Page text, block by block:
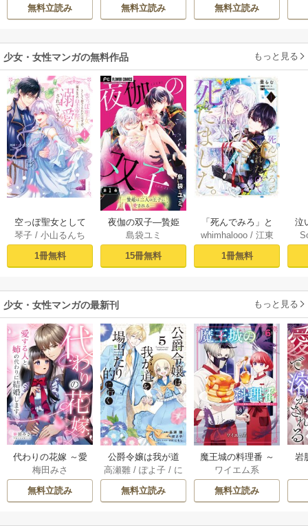
無料立読み
折られたので、責
す～
無料立読み
す！ ～聖女に嵌め
二度目は串刺し回
避します！～
無料立読み
少女・女性マンガの無料作品 もっと見る
空っぽ聖女として
捨てられたはず
が、嫁ぎ先の皇帝
陛下に溺愛されて
シーモア限定版】
琴子 /小山るんち
1冊無料
夜伽の双子―贄姫
は二人の王子に愛
される―【マイク
ロ】 1
島袋ユミ
15冊無料
「死んでみろ」と
言われたので死に
ました。 1
whimhalooo/ 江東
蘭らむ
1冊無料
泣
少女・女性マンガの最新刊 もっと見る
代わりの花嫁 ～愛
する人と、姉の代
わりに結婚します
～ 18巻
梅田みさ
無料立読み
公爵令嬢は我が道
を場当たり的に行
く 5巻
高瀬雛 /ぽよ子 / に
もし
無料立読み
魔王城の料理番 ～
コワモテ魔族ばか
りだけど、ホワイ
トな職場です～ 6巻
ワイエム系
無料立読み
岩